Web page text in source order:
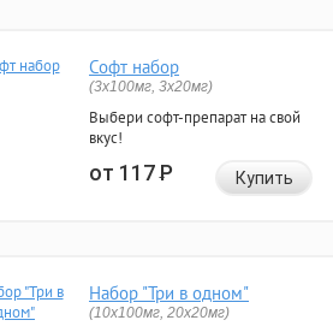
Софт набор
(3x100мг, 3x20мг)
Выбери софт-препарат на свой
вкус!
от 117Р Купить
Набор "Три в одном"
(10x100мг, 20x20мг)